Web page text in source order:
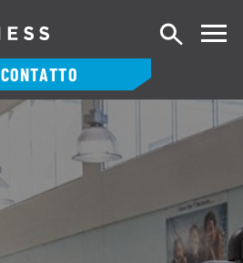
CONTATTO
Ricerca